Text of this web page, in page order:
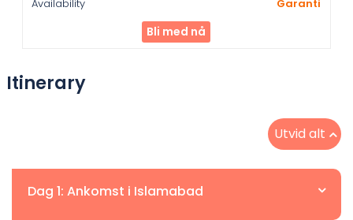
Garanti
Bli med nå
Itinerary
Utvid alt
Dag 1: Ankomst i Islamabad